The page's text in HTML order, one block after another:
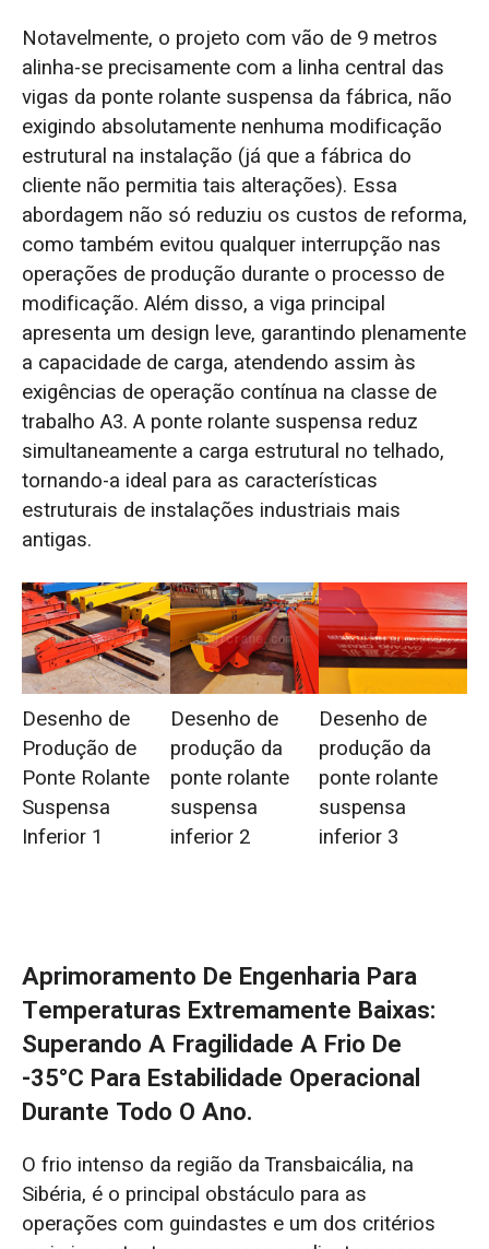
Notavelmente, o projeto com vão de 9 metros
alinha-se precisamente com a linha central das
vigas da ponte rolante suspensa da fábrica, não
exigindo absolutamente nenhuma modificação
estrutural na instalação (já que a fábrica do
cliente não permitia tais alterações). Essa
abordagem não só reduziu os custos de reforma,
como também evitou qualquer interrupção nas
operações de produção durante o processo de
modificação. Além disso, a viga principal
apresenta um design leve, garantindo plenamente
a capacidade de carga, atendendo assim às
exigências de operação contínua na classe de
trabalho A3. A ponte rolante suspensa reduz
simultaneamente a carga estrutural no telhado,
tornando-a ideal para as características
estruturais de instalações industriais mais
antigas.
Desenho de
Produção de
Ponte Rolante
Suspensa
Inferior 1
Desenho de
produção da
ponte rolante
suspensa
inferior 2
Desenho de
produção da
ponte rolante
suspensa
inferior 3
Aprimoramento De Engenharia Para
Temperaturas Extremamente Baixas:
Superando A Fragilidade A Frio De
-35°C Para Estabilidade Operacional
Durante Todo O Ano.
O frio intenso da região da Transbaicália, na
Sibéria, é o principal obstáculo para as
operações com guindastes e um dos critérios